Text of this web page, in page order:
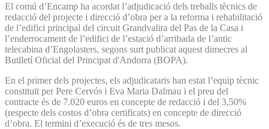
El comú d’Encamp ha acordat l’adjudicació dels treballs tècnics de
redacció del projecte i direcció d’obra per a la reforma i rehabilitació
de l’edifici principal del circuit Grandvalira del Pas de la Casa i
l’enderrocament de l’edifici de l’estació d’arribada de l’antic
telecabina d’Engolasters, segons surt publicat aquest dimecres al
Butlletí Oficial del Principat d'Andorra (BOPA).
En el primer dels projectes, els adjudicataris han estat l’equip tècnic
constituït per Pere Cervós i Eva Maria Dalmau i el preu del
contracte és de 7.020 euros en concepte de redacció i del 3,50%
(respecte dels costos d’obra certificats) en concepte de direcció
d’obra. El termini d’execució és de tres mesos.